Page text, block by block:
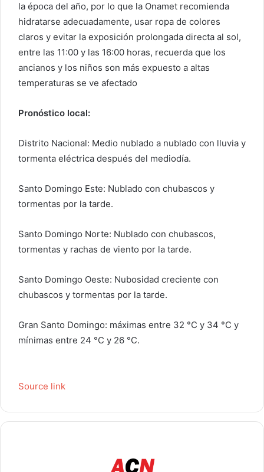
la época del año, por lo que la Onamet recomienda
hidratarse adecuadamente, usar ropa de colores
claros y evitar la exposición prolongada directa al sol,
entre las 11:00 y las 16:00 horas, recuerda que los
ancianos y los niños son más expuesto a altas
temperaturas se ve afectado
Pronóstico local:
Distrito Nacional: Medio nublado a nublado con lluvia y
tormenta eléctrica después del mediodía.
Santo Domingo Este: Nublado con chubascos y
tormentas por la tarde.
Santo Domingo Norte: Nublado con chubascos,
tormentas y rachas de viento por la tarde.
Santo Domingo Oeste: Nubosidad creciente con
chubascos y tormentas por la tarde.
Gran Santo Domingo: máximas entre 32 °C y 34 °C y
mínimas entre 24 °C y 26 °C.
Source link